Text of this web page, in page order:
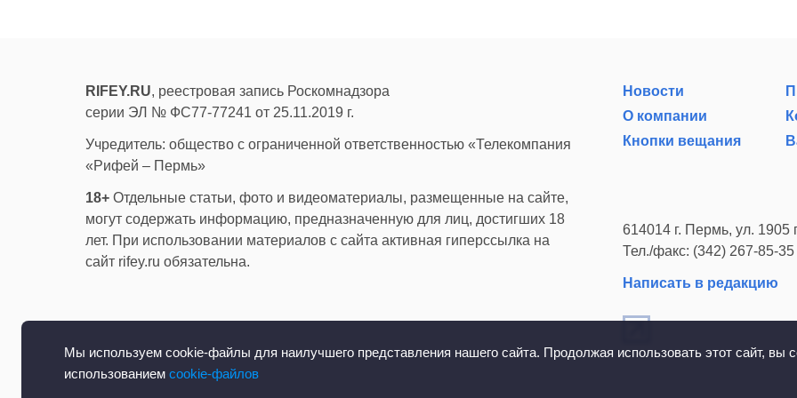
Мы используем cookie-файлы для наилучшего представления нашего сайта. Продолжая использовать этот сайт, вы
использованием cookie-файлов
RIFEY.RU, реестровая запись Роскомнадзора
серии ЭЛ № ФС77-77241 от 25.11.2019 г.
Учредитель: общество с ограниченной ответственностью «Телекомпания
«Рифей – Пермь»
18+ Отдельные статьи, фото и видеоматериалы, размещенные на сайте,
могут содержать информацию, предназначенную для лиц, достигших 18
лет. При использовании материалов с сайта активная гиперссылка на
сайт rifey.ru обязательна.
Новости
О компании
Кнопки вещания
614014 г. Пермь, ул. 1905
Тел./факс: (342) 267-85-35
Написать в редакцию